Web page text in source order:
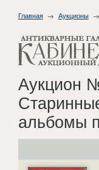
Главная Аукционы
Аукцион
альбомы